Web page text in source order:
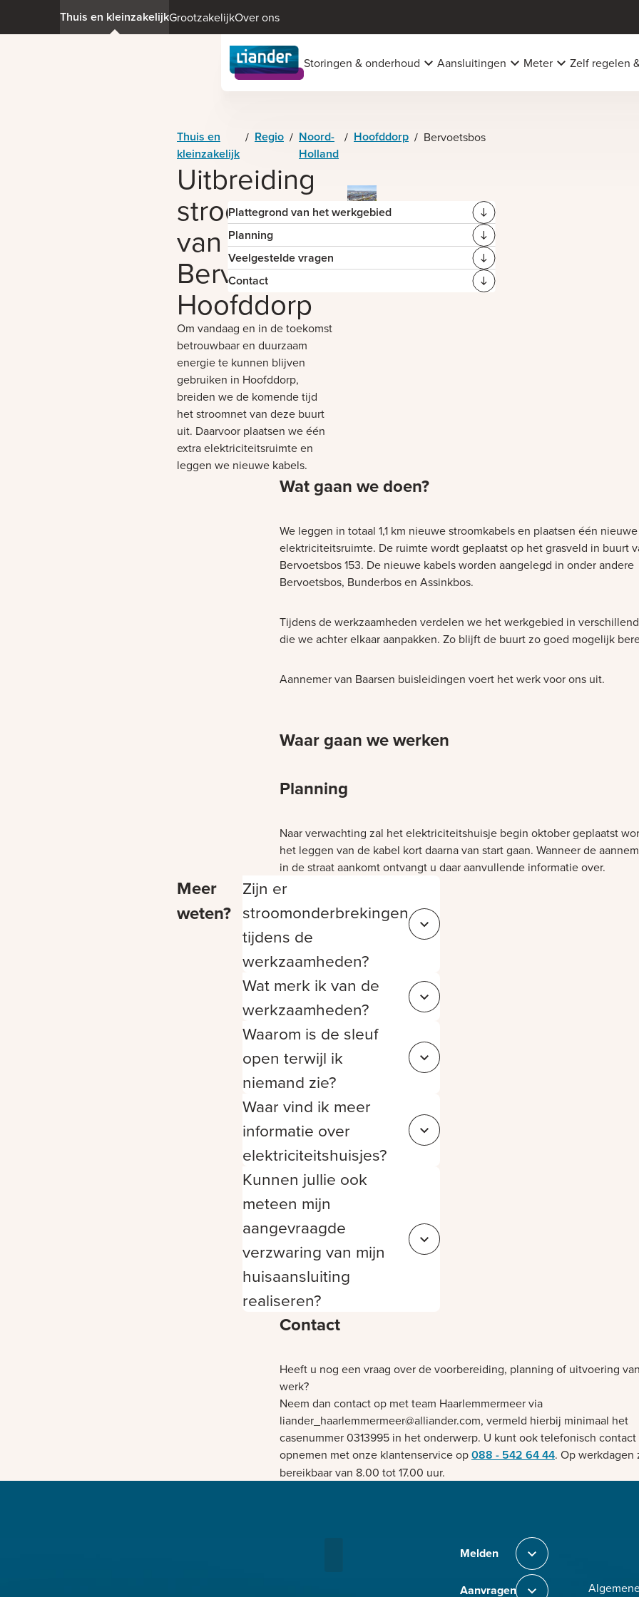
Thuis en kleinzakelijkGrootzakelijkOver ons
Storingen & onderhoud Aansluitingen Meter Zelf regelen
Thuis en
kleinzakelijk
/ Regio / Noord-
Holland
/ Hoofddorp / Bervoetsbos
Uitbreiding
stroomnet
van
Bervoetsbos
Hoofddorp
Om vandaag en in de toekomst
betrouwbaar en duurzaam
energie te kunnen blijven
gebruiken in Hoofddorp,
breiden we de komende tijd
het stroomnet van deze buurt
uit. Daarvoor plaatsen we één
extra elektriciteitsruimte en
leggen we nieuwe kabels.
Plattegrond van het werkgebied
Planning
Veelgestelde vragen
Contact
Wat gaan we doen?
We leggen in totaal 1,1 km nieuwe stroomkabels en plaatsen één nieuwe
elektriciteitsruimte. De ruimte wordt geplaatst op het grasveld in buurt
Bervoetsbos 153. De nieuwe kabels worden aangelegd in onder andere
Bervoetsbos, Bunderbos en Assinkbos.
Tijdens de werkzaamheden verdelen we het werkgebied in
die we achter elkaar aanpakken. Zo blijft de buurt zo goed mogelijk
Aannemer van Baarsen buisleidingen voert het werk voor ons uit.
Waar gaan we werken
Bezig met laden
Planning
Naar verwachting zal het elektriciteitshuisje begin oktober geplaatst
het leggen van de kabel kort daarna van start gaan. Wanneer de
in de straat aankomt ontvangt u daar aanvullende informatie over.
Meer
weten?
Zijn er
stroomonderbrekingen
tijdens de
werkzaamheden?
Sluit f3f90b87-46de-41f4-b335-1e3bdade2e65
Wat merk ik van de
werkzaamheden?
Sluit 39d17bf3-d925-49b7-89f4-ea3bda9406a8
Waarom is de sleuf
open terwijl ik
niemand zie?
Sluit 85b1fec5-8e68-46d7-84db-b9fe6c185373
Waar vind ik meer
informatie over
elektriciteitshuisjes?
Sluit 0885d6fd-a1c9-479c-8eba-e7d07727baf3
Kunnen jullie ook
meteen mijn
aangevraagde
verzwaring van mijn
huisaansluiting
realiseren?
Sluit e398919c-b757-41f3-8223-9d4a159a8517
Contact
Heeft u nog een vraag over de voorbereiding, planning of uitvoering
werk?
Neem dan contact op met team Haarlemmermeer via
liander_haarlemmermeer@alliander.com, vermeld hierbij minimaal het
casenummer 0313995 in het onderwerp. U kunt ook telefonisch contact
opnemen met onze klantenservice op088 - 542 64 44. Op werkdagen
bereikbaar van 8.00 tot 17.00 uur.
Melden Sluit section-0
Aanvragen Sluit section-1